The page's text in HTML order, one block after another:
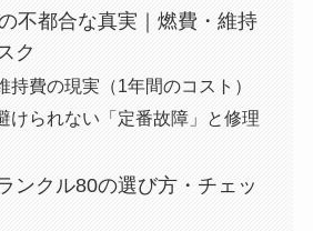
不都合な真実｜燃費・維持
ク
持費の現実（1年間のコスト）
けられない「定番故障」と修理
ンクル80の選び方・チェッ